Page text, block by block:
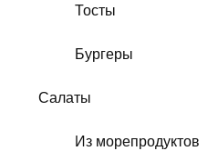
Тосты
Бургеры
Салаты
Из морепродуктов